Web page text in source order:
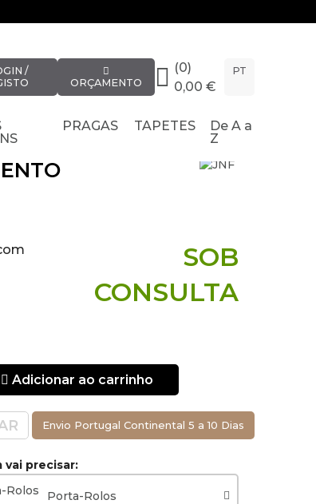
/
ORÇAMENTO
(0)
0,00 €
PT
PRAGAS TAPETES
De A a
Z
SOB
CONSULTA
Adicionar ao carrinho
Envio Portugal Continental 5 a 10 Dias
vai precisar:
Porta-Rolos